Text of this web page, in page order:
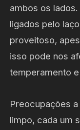
ambos os
ligados pelo
proveitoso,
isso pode nos
temperamento
Preocupações
limpo, cada um